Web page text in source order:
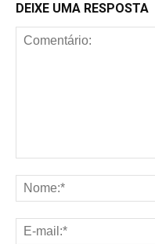
DEIXE UMA RESPOSTA